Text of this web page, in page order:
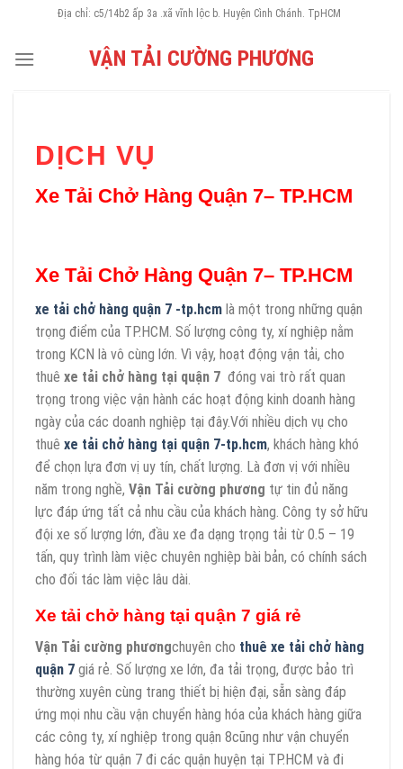
content
Địa chỉ: c5/14b2 ấp 3a .xã vĩnh lộc b. Huyện Cình Chánh. TpHCM
VẬN TẢI CƯỜNG PHƯƠNG
DỊCH VỤ
Xe Tải Chở Hàng Quận 7– TP.HCM
Xe Tải Chở Hàng Quận 7– TP.HCM
xe tải chở hàng quận 7 -tp.hcm là một trong những quận
trọng điểm của TP.HCM. Số lượng công ty, xí nghiệp nằm
trong KCN là vô cùng lớn. Vì vậy, hoạt động vận tải, cho
thuê xe tải chở hàng tại quận 7 đóng vai trò rất quan
trọng trong việc vận hành các hoạt động kinh doanh hàng
ngày của các doanh nghiệp tại đây.Với nhiều dịch vụ cho
thuê xe tải chở hàng tại quận 7-tp.hcm, khách hàng khó
để chọn lựa đơn vị uy tín, chất lượng. Là đơn vị với nhiều
năm trong nghề, Vận Tải cường phương tự tin đủ năng
lực đáp ứng tất cả nhu cầu của khách hàng. Công ty sở hữu
đội xe số lượng lớn, đầu xe đa dạng trọng tải từ 0.5 – 19
tấn, quy trình làm việc chuyên nghiệp bài bản, có chính sách
cho đối tác làm việc lâu dài.
Xe tải chở hàng tại quận 7 giá rẻ
Vận Tải cường phươngchuyên cho thuê xe tải chở hàng
quận 7 giá rẻ. Số lượng xe lớn, đa tải trọng, được bảo trì
thường xuyên cùng trang thiết bị hiện đại, sẵn sàng đáp
ứng mọi nhu cầu vận chuyển hàng hóa của khách hàng giữa
các công ty, xí nghiệp trong quận 8cũng như vận chuyển
hàng hóa từ quận 7 đi các quận huyện tại TP.HCM và đi